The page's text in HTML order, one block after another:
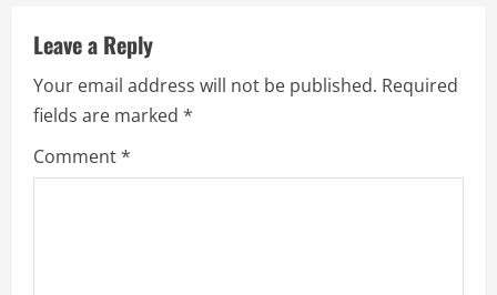
e
R
e
Leave a Reply
Your email address will not be published. Required
fields are marked *
Comment*